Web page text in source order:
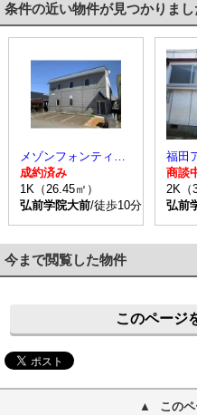
条件の近い物件が見つかりまし
メゾンフォンティーヌ
成約済み
1K（26.45㎡）
弘前学院大前/徒歩10分
福田
商談
2K（
弘前
今まで閲覧した物件
このページ
この